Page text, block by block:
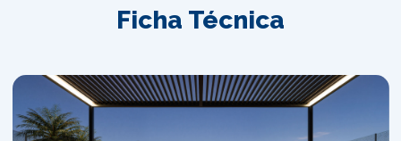
Ficha Técnica